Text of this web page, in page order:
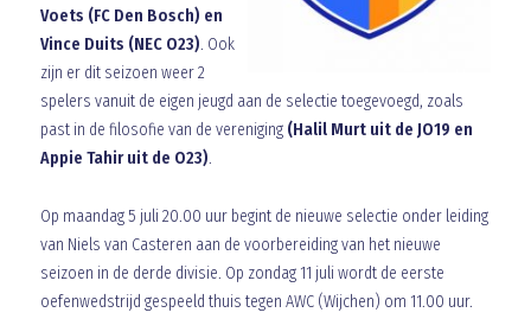
Voets (FC Den Bosch) en
Vince Duits (NEC O23). Ook
zijn er dit seizoen weer 2
spelers vanuit de eigen jeugd aan de selectie toegevoegd, zoals
past in de filosofie van de vereniging (Halil Murt uit de JO19 en
Appie Tahir uit de O23).
Op maandag 5 juli 20.00 uur begint de nieuwe selectie onder leiding
van Niels van Casteren aan de voorbereiding van het nieuwe
seizoen in de derde divisie. Op zondag 11 juli wordt de eerste
oefenwedstrijd gespeeld thuis tegen AWC (Wijchen) om 11.00 uur.